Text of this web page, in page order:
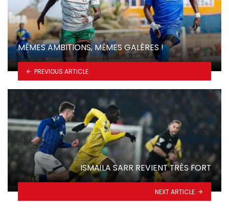
MÊMES AMBITIONS, MÊMES GALÈRES !
PREVIOUS ARTICLE
ISMAÏLA SARR REVIENT TRÈS FORT
NEXT ARTICLE